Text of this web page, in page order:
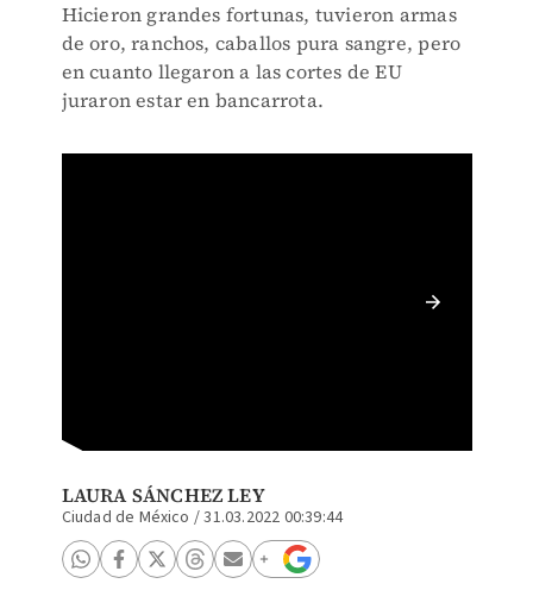
Hicieron grandes fortunas, tuvieron armas
de oro, ranchos, caballos pura sangre, pero
en cuanto llegaron a las cortes de EU
juraron estar en bancarrota.
LAURA SÁNCHEZ LEY
Ciudad de México /31.03.2022 00:39:44